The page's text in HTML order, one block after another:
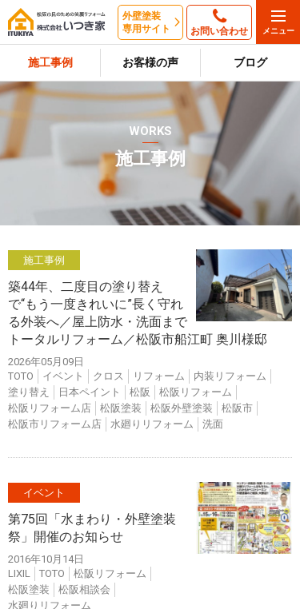
外壁塗装
専用サイト
お問い合わせ
施工事例 お客様の声 ブログ
WORKS
施工事例
施工事例
築44年、二度目の塗り替え
で“もう一度きれいに”長く守れ
る外装へ／屋上防水・洗面まで
トータルリフォーム／松阪市船江町 奥川様邸
2026年05月09日
TOTO
イベント クロス リフォーム
内装リフォーム
塗り替え
日本ペイント 松阪
松阪リフォーム
松阪リフォーム店
松阪塗装 松阪外壁塗装
松阪市
松阪市リフォーム店
水廻りリフォーム 洗面
イベント
第75回「水まわり・外壁塗装
祭」開催のお知らせ
2016年10月14日
LIXIL
TOTO
松阪リフォーム
松阪塗装
松阪相談会
水廻りリフォーム